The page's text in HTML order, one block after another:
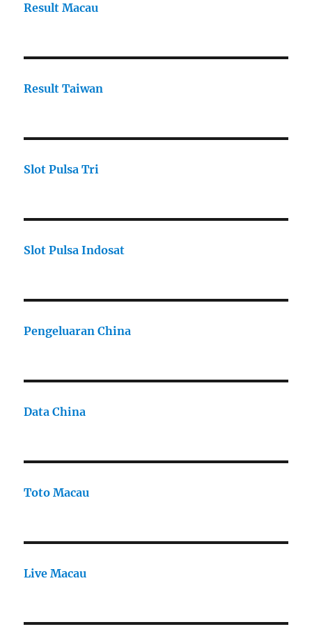
Result Macau
Result Taiwan
Slot Pulsa Tri
Slot Pulsa Indosat
Pengeluaran China
Data China
Toto Macau
Live Macau